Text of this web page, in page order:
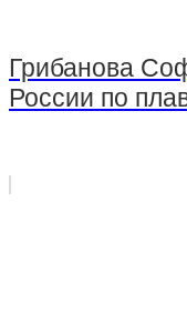
Грибанова
России по